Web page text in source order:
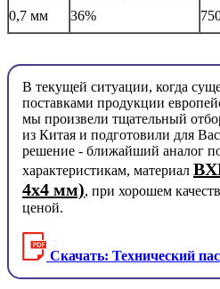
0,7 мм 36%
В текущей ситуации, когда
поставками продукции
мы произвели тщательный
из Китая и подготовили для
решение - ближайший аналог
характеристикам, материал
4x4 мм), при хорошем
ценой.
Скачать: Технический